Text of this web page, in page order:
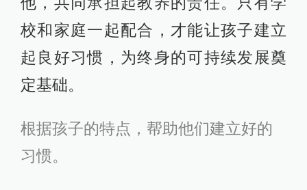
校和家庭一起配合，才能让孩子建立
起良好习惯，为终身的可持续发展奠
定基础。
根据孩子的特点，帮助他们建立好的
习惯。